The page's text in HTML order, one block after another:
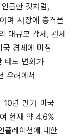
급한 것처럼,
며 시장에 충격을
대규모 감세, 관세
경제에 미칠
태도 변화가
우려에서
년 만기 미국
현재 약 4.6%
플레이션에 대한